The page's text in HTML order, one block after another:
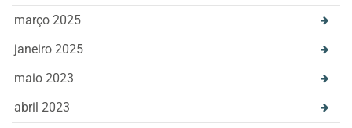
março 2025
janeiro 2025
maio 2023
abril 2023